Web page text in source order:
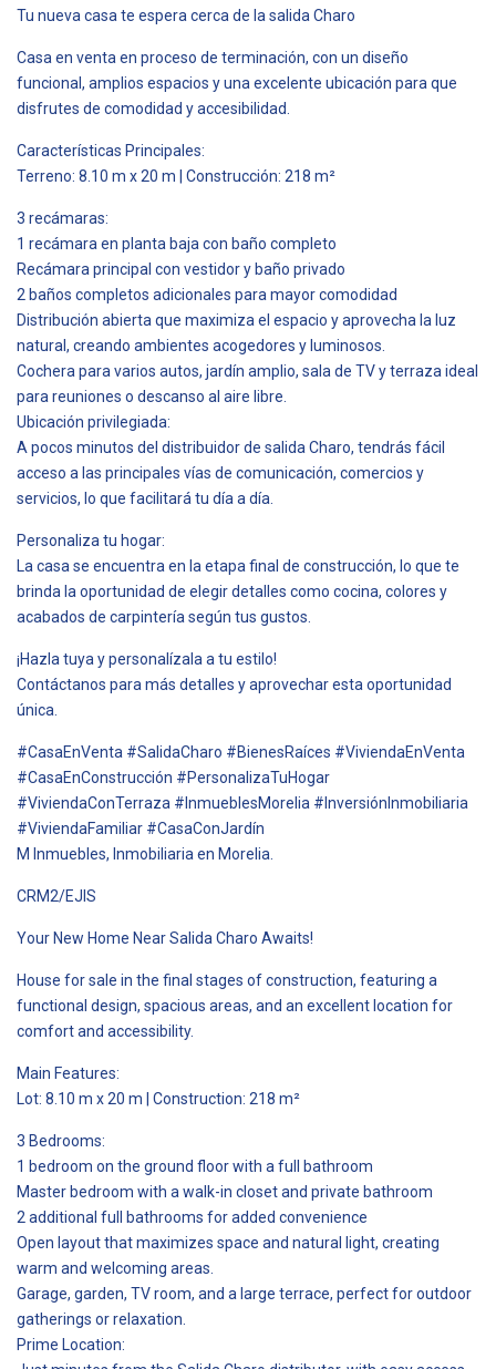
Tu nueva casa te espera cerca de la salida Charo
Casa en venta en proceso de terminación, con un diseño
funcional, amplios espacios y una excelente ubicación para que
disfrutes de comodidad y accesibilidad.
Características Principales:
Terreno: 8.10 m x 20 m | Construcción: 218 m²
3 recámaras:
1 recámara en planta baja con baño completo
Recámara principal con vestidor y baño privado
2 baños completos adicionales para mayor comodidad
Distribución abierta que maximiza el espacio y aprovecha la luz
natural, creando ambientes acogedores y luminosos.
Cochera para varios autos, jardín amplio, sala de TV y terraza ideal
para reuniones o descanso al aire libre.
Ubicación privilegiada:
A pocos minutos del distribuidor de salida Charo, tendrás fácil
acceso a las principales vías de comunicación, comercios y
servicios, lo que facilitará tu día a día.
Personaliza tu hogar:
La casa se encuentra en la etapa final de construcción, lo que te
brinda la oportunidad de elegir detalles como cocina, colores y
acabados de carpintería según tus gustos.
¡Hazla tuya y personalízala a tu estilo!
Contáctanos para más detalles y aprovechar esta oportunidad
única.
#CasaEnVenta #SalidaCharo #BienesRaíces #ViviendaEnVenta
#CasaEnConstrucción #PersonalizaTuHogar
#ViviendaConTerraza #InmueblesMorelia #InversiónInmobiliaria
#ViviendaFamiliar #CasaConJardín
M Inmuebles, Inmobiliaria en Morelia.
CRM2/EJIS
Your New Home Near Salida Charo Awaits!
House for sale in the final stages of construction, featuring a
functional design, spacious areas, and an excellent location for
comfort and accessibility.
Main Features:
Lot: 8.10 m x 20 m | Construction: 218 m²
3 Bedrooms:
1 bedroom on the ground floor with a full bathroom
Master bedroom with a walk-in closet and private bathroom
2 additional full bathrooms for added convenience
Open layout that maximizes space and natural light, creating
warm and welcoming areas.
Garage, garden, TV room, and a large terrace, perfect for outdoor
gatherings or relaxation.
Prime Location: